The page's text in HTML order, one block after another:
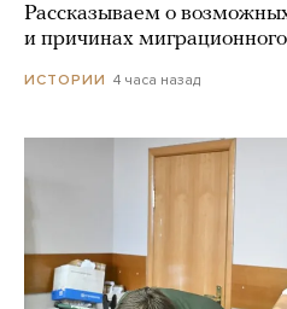
Рассказываем о
и причинах
ИСТОРИИ 4 часа назад